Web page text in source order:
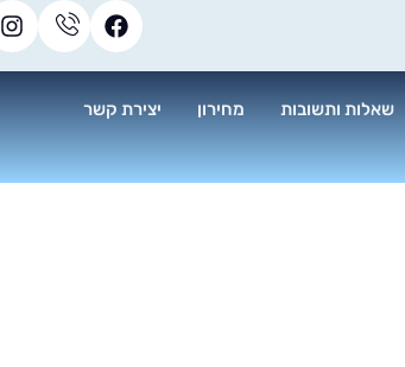
שאלות ותשובות מחירון יצירת קשר